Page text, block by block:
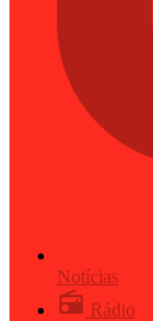
Notícias
Rádio